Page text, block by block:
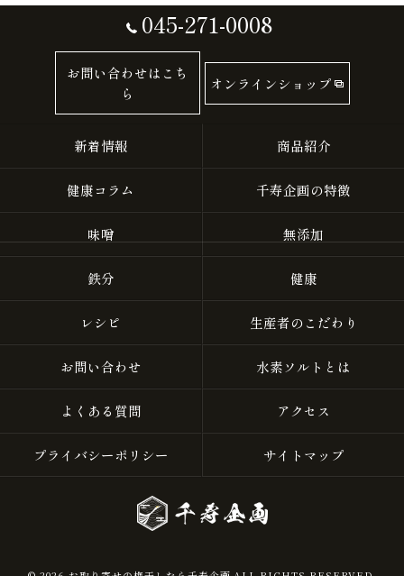
045-271-0008
お問い合わせはこち
ら
オンラインショップ
新着情報 商品紹介
健康コラム 千寿企画の特徴
味噌 無添加
鉄分 健康
レシピ 生産者のこだわり
お問い合わせ 水素ソルトとは
よくある質問 アクセス
プライバシーポリシー サイトマップ